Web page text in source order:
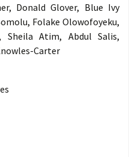
Donald Glover, Blue Ivy
Folake Olowofoyeku,
Sheila Atim, Abdul Salis,
Carter